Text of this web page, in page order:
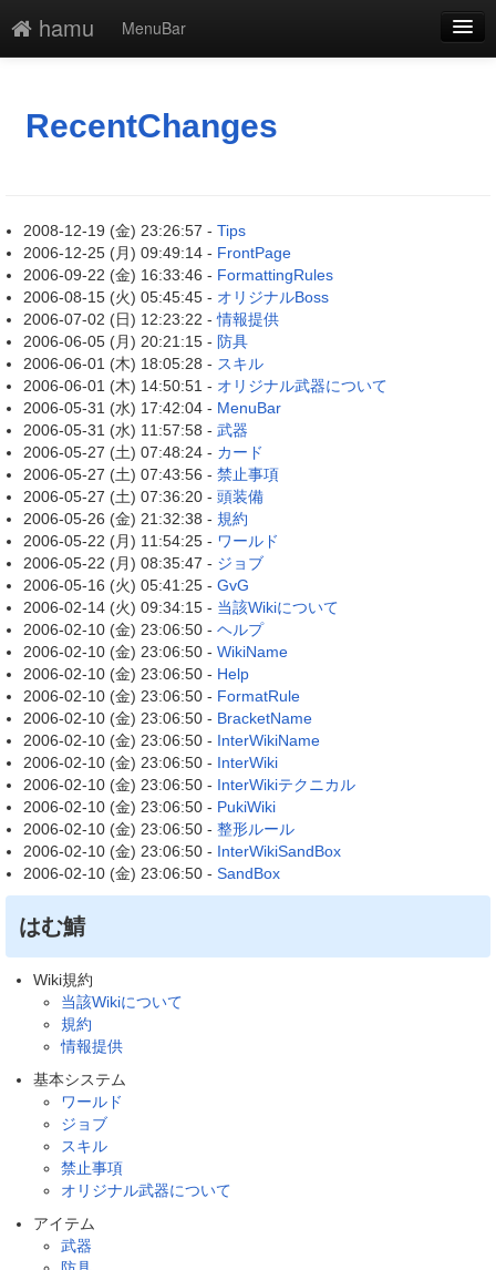
hamu
MenuBar
最終更新
RecentChanges
2008-12-19 (金) 23:26:57 - Tips
2006-12-25 (月) 09:49:14 - FrontPage
2006-09-22 (金) 16:33:46 - FormattingRules
2006-08-15 (火) 05:45:45 - オリジナルBoss
2006-07-02 (日) 12:23:22 -情報提供
2006-06-05 (月) 20:21:15 - 防具
2006-06-01 (木) 18:05:28 - スキル
2006-06-01 (木) 14:50:51 - オリジナル武器について
2006-05-31 (水) 17:42:04 - MenuBar
2006-05-31 (水) 11:57:58 - 武器
2006-05-27 (土) 07:48:24 - カード
2006-05-27 (土) 07:43:56 - 禁止事項
2006-05-27 (土) 07:36:20 - 頭装備
2006-05-26 (金) 21:32:38 - 規約
2006-05-22 (月) 11:54:25 - ワールド
2006-05-22 (月) 08:35:47 - ジョブ
2006-05-16 (火) 05:41:25 - GvG
2006-02-14 (火) 09:34:15 - 当該Wikiについて
2006-02-10 (金) 23:06:50 - ヘルプ
2006-02-10 (金) 23:06:50 - WikiName
2006-02-10 (金) 23:06:50 - Help
2006-02-10 (金) 23:06:50 - FormatRule
2006-02-10 (金) 23:06:50 - BracketName
2006-02-10 (金) 23:06:50 - InterWikiName
2006-02-10 (金) 23:06:50 - InterWiki
2006-02-10 (金) 23:06:50 - InterWikiテクニカル
2006-02-10 (金) 23:06:50 - PukiWiki
2006-02-10 (金) 23:06:50 - 整形ルール
2006-02-10 (金) 23:06:50 - InterWikiSandBox
2006-02-10 (金) 23:06:50 - SandBox
はむ鯖
Wiki規約
当該Wikiについて
規約
情報提供
基本システム
ワールド
ジョブ
スキル
禁止事項
オリジナル武器について
アイテム
武器